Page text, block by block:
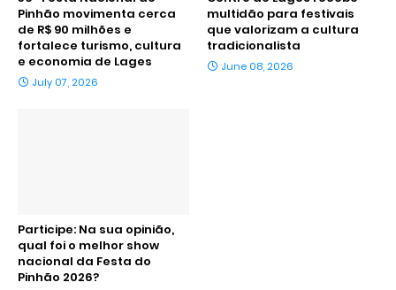
Pinhão movimenta cerca
de R$ 90 milhões e
fortalece turismo, cultura
e economia de Lages
July 07, 2026
multidão para festivais
que valorizam a cultura
tradicionalista
June 08, 2026
Participe: Na sua opinião,
qual foi o melhor show
nacional da Festa do
Pinhão 2026?